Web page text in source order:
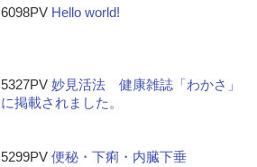
6098PV Hello world!
5327PV妙見活法 健康雑誌「わかさ」
に掲載されました。
5299PV便秘・下痢・内臓下垂